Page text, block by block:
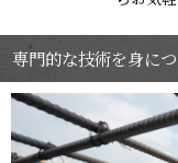
専門的な技術を身に